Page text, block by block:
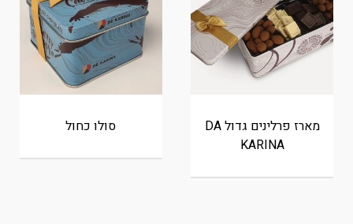
מארז פרלינים גדול DA
KARINA
סולו כחול